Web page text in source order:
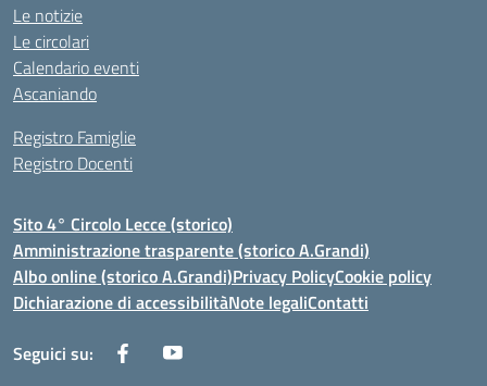
Le notizie
Le circolari
Calendario eventi
Ascaniando
Registro Famiglie
Registro Docenti
Sito 4° Circolo Lecce (storico)
Amministrazione trasparente (storico A.Grandi)
Albo online (storico A.Grandi)Privacy PolicyCookie policy
Dichiarazione di accessibilitàNote legaliContatti
Seguici su: